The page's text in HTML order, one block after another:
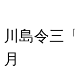
川島令三
月